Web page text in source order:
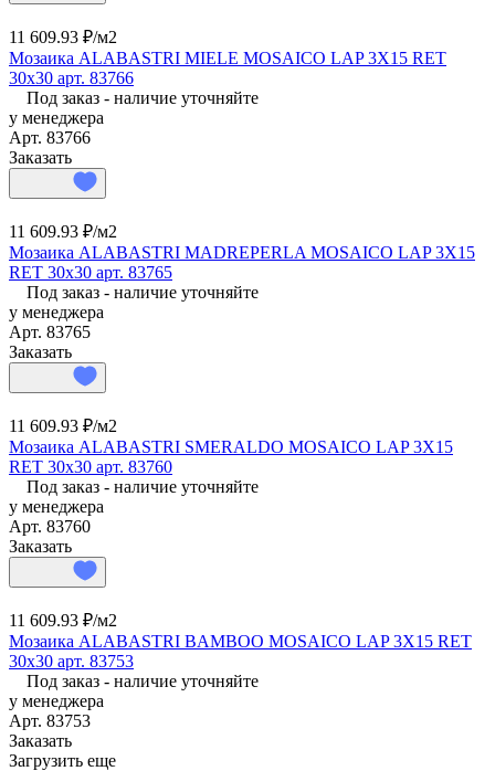
11 609.93 ₽/м2
Мозаика ALABASTRI MIELE MOSAICO LAP 3X15 RET
30x30 арт. 83766
Под заказ - наличие уточняйте
у менеджера
Арт. 83766
Заказать
11 609.93 ₽/м2
Мозаика ALABASTRI MADREPERLA MOSAICO LAP 3X15
RET 30x30 арт. 83765
Под заказ - наличие уточняйте
у менеджера
Арт. 83765
Заказать
11 609.93 ₽/м2
Мозаика ALABASTRI SMERALDO MOSAICO LAP 3X15
RET 30x30 арт. 83760
Под заказ - наличие уточняйте
у менеджера
Арт. 83760
Заказать
11 609.93 ₽/м2
Мозаика ALABASTRI BAMBOO MOSAICO LAP 3X15 RET
30x30 арт. 83753
Под заказ - наличие уточняйте
у менеджера
Арт. 83753
Заказать
Загрузить еще